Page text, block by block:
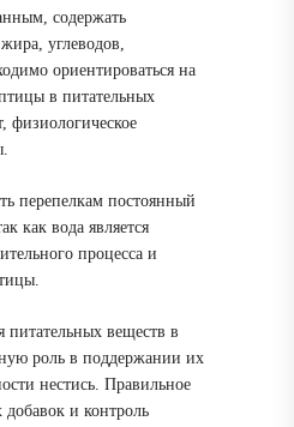
содержать
углеводов,
ориентироваться на
в питательных
физиологическое
перепелкам постоянный
как вода является
процесса и
веществ в
роль в поддержании их
нестись. Правильное
и контроль